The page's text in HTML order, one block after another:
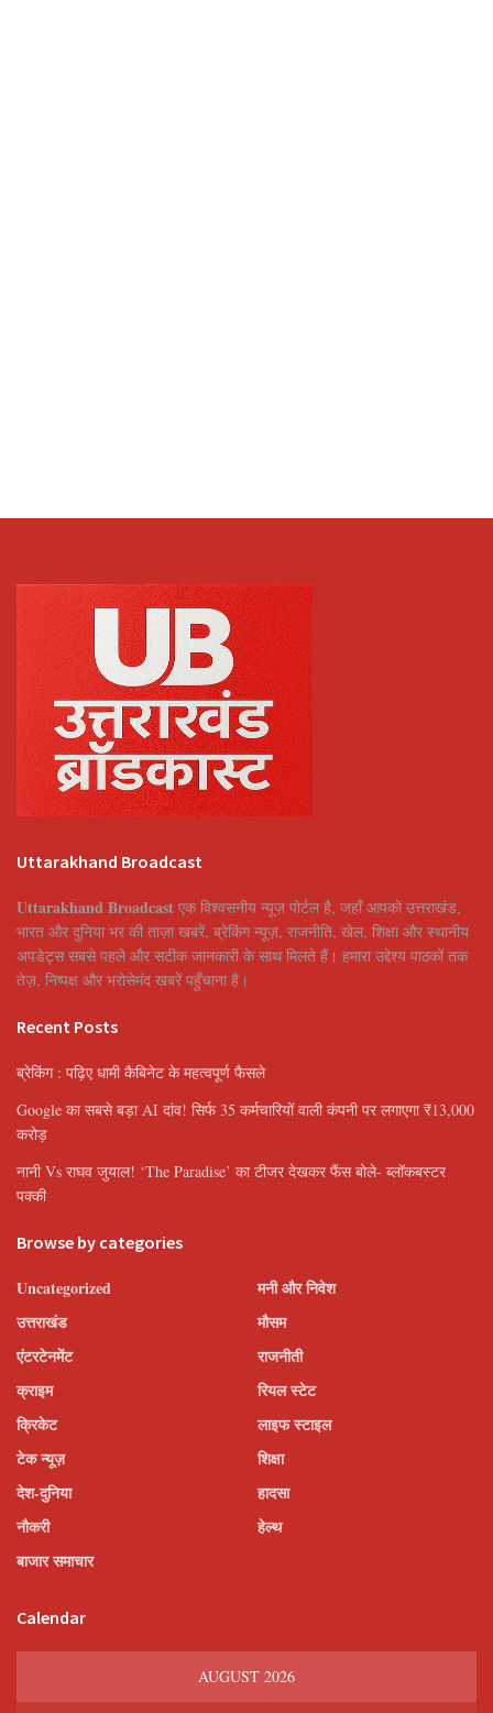
Uttarakhand Broadcast
Uttarakhand Broadcast एक विश्वसनीय न्यूज़ पोर्टल है, जहाँ आपको उत्तराखंड,
भारत और दुनिया भर की ताज़ा खबरें, ब्रेकिंग न्यूज़, राजनीति, खेल, शिक्षा और स्थानीय
अपडेट्स सबसे पहले और सटीक जानकारी के साथ मिलते हैं। हमारा उद्देश्य पाठकों तक
तेज़, निष्पक्ष और भरोसेमंद खबरें पहुँचाना है।
Recent Posts
ब्रेकिंग : पढ़िए धामी कैबिनेट के महत्वपूर्ण फैसले
Google का सबसे बड़ा AI दांव! सिर्फ 35 कर्मचारियों वाली कंपनी पर लगाएगा ₹13,000
करोड़
नानी Vs राघव जुयाल! ‘The Paradise’ का टीजर देखकर फैंस बोले- ब्लॉकबस्टर
पक्की
Browse by categories
Uncategorized
उत्तराखंड
एंटरटेनमेंट
क्राइम
क्रिकेट
टेक न्यूज़
देश-दुनिया
नौकरी
बाजार समाचार
मनी और निवेश
मौसम
राजनीती
रियल स्टेट
लाइफ स्टाइल
शिक्षा
हादसा
हेल्थ
Calendar
AUGUST 2026